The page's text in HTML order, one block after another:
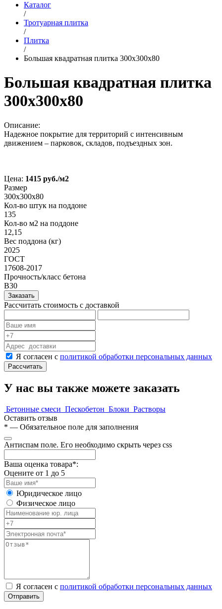
Каталог
/
Тротуарная плитка
/
Плитка
/
Большая квадратная плитка 300х300х80
Большая квадратная плитка
300х300х80
Описание:
Надежное покрытие для территорий с интенсивным
движением – парковок, складов, подъездных зон.
Цена: 1415 pуб./м2
Размер
300х300х80
Кол-во штук на поддоне
135
Кол-во м2 на поддоне
12,15
Вес поддона (кг)
2025
ГОСТ
17608-2017
Прочность/класс бетона
В30
Заказать
Рассчитать стоимость с доставкой
Я согласен с политикой обработки персональных данных
Рассчитать
У нас вы также можете заказать
Бетонные смеси Пескобетон Блоки Растворы
Оставить отзыв
* — Обязательное поле для заполнения
Антиспам поле. Его необходимо скрыть через css
Ваша оценка товара*:
Оцените от 1 до 5
Юридическое лицо
Физическое лицо
Я согласен с политикой обработки персональных данных